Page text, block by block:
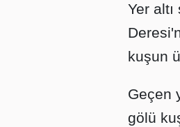
Yer
kuşun
Geçen
gölü